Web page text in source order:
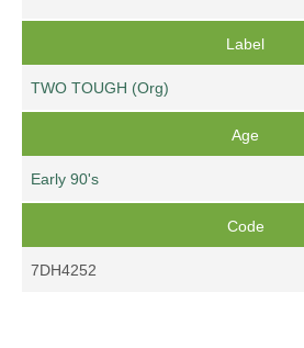
Label
TWO TOUGH (Org)
Age
Early 90's
Code
7DH4252